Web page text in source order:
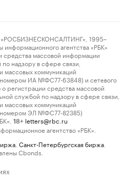
1995–
агентства «РБК»
средства массовой информации
надзору в сфере связи,
массовых коммуникаций
номером ИА №ФС77-63848) и сетевого
о регистрации средства массовой
службой по надзору в сфере связи,
массовых коммуникаций
номером ЭЛ №ФС77-82385)
18+ letters@rbc.ru
агентство «РБК».
Санкт-Петербургская биржа
Cbonds.